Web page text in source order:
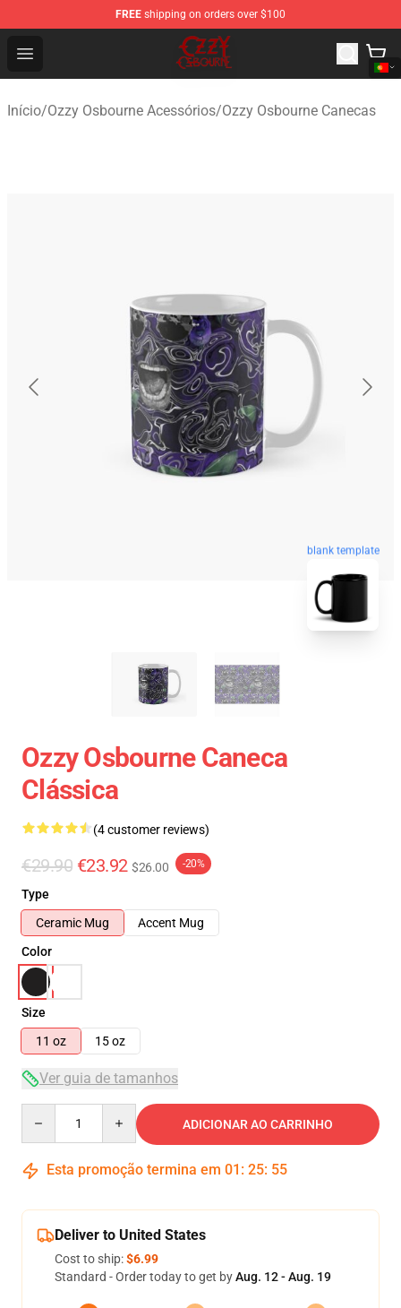
FREE shipping on orders over $100
Open menu
Ozzy Osbourne Store - Official Ozzy Osbourne
Início/Ozzy Osbourne Acessórios/Ozzy Osbourne Canecas
blank template
Ozzy Osbourne Caneca
Clássica
(4 customer reviews)
€29.90 €23.92 $26.00 -20%
Type
Ceramic Mug
Accent Mug
Color
Size
11 oz
15 oz
Ver guia de tamanhos
ADICIONAR AO CARRINHO
Esta promoção termina em 01 : 25: 54
Deliver to United States
Cost to ship:$6.99
Standard - Order today to get byAug. 12 - Aug. 19